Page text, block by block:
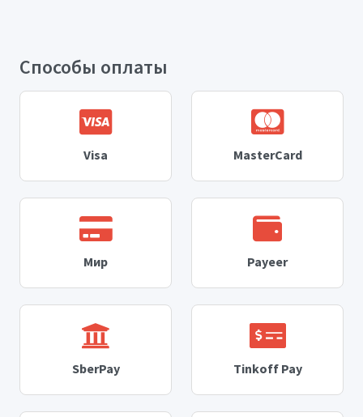
Способы оплаты
Visa MasterCard
Мир Payeer
SberPay Tinkoff Pay